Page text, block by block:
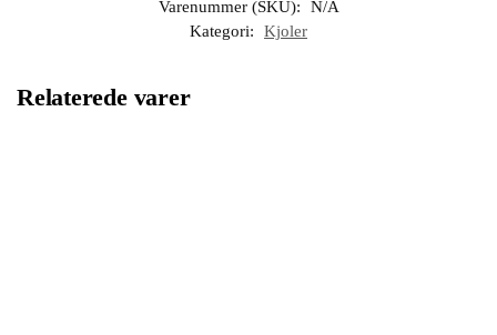
Varenummer (SKU):
N/A
Kategori:
Kjoler
Relaterede varer